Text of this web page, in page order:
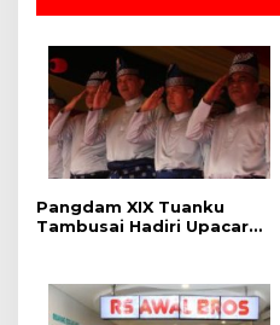
Pangdam XIX Tuanku
Tambusai Hadiri Upacara